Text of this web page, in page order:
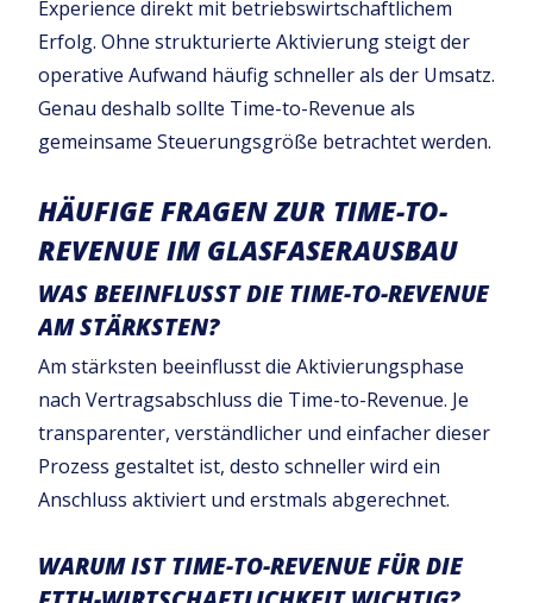
Experience direkt mit betriebswirtschaftlichem
Erfolg. Ohne strukturierte Aktivierung steigt der
operative Aufwand häufig schneller als der Umsatz.
Genau deshalb sollte Time-to-Revenue als
gemeinsame Steuerungsgröße betrachtet werden.
HÄUFIGE FRAGEN ZUR TIME-TO-
REVENUE IM GLASFASERAUSBAU
WAS BEEINFLUSST DIE TIME-TO-REVENUE
AM STÄRKSTEN?
Am stärksten beeinflusst die Aktivierungsphase
nach Vertragsabschluss die Time-to-Revenue. Je
transparenter, verständlicher und einfacher dieser
Prozess gestaltet ist, desto schneller wird ein
Anschluss aktiviert und erstmals abgerechnet.
WARUM IST TIME-TO-REVENUE FÜR DIE